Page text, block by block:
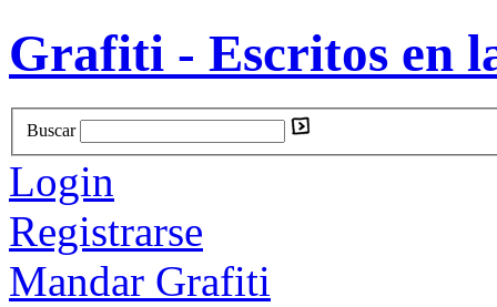
Grafiti - Escritos en
Buscar
Login
Registrarse
Mandar Grafiti